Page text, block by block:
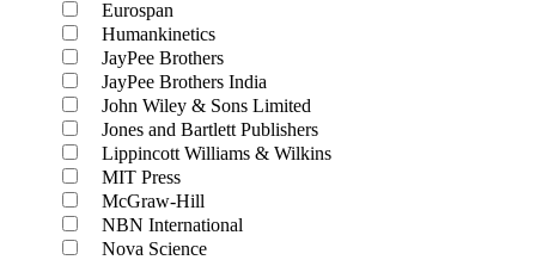
Eurospan
Humankinetics
JayPee Brothers
JayPee Brothers India
John Wiley & Sons Limited
Jones and Bartlett Publishers
Lippincott Williams & Wilkins
MIT Press
McGraw-Hill
NBN International
Nova Science